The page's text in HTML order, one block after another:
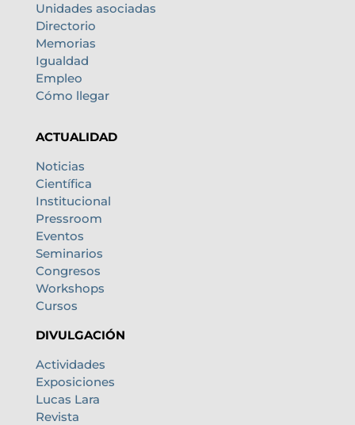
Unidades asociadas
Directorio
Memorias
Igualdad
Empleo
Cómo llegar
ACTUALIDAD
Noticias
Científica
Institucional
Pressroom
Eventos
Seminarios
Congresos
Workshops
Cursos
DIVULGACIÓN
Actividades
Exposiciones
Lucas Lara
Revista